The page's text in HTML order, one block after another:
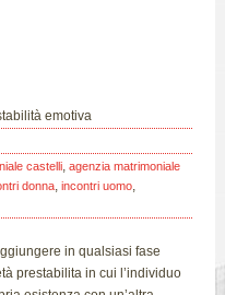
emotiva
castelli ,agenzia matrimoniale
donna ,incontri uomo
in qualsiasi fase
prestabilita in cui l’individuo